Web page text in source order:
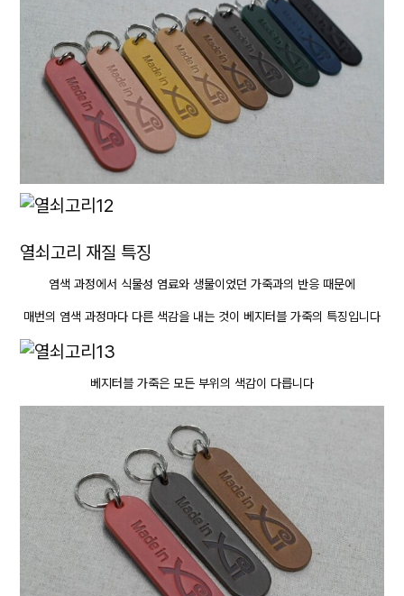
열쇠고리 재질 특징
염색 과정에서 식물성 염료와 생물이었던 가죽과의 반응 때문에
매번의 염색 과정마다 다른 색감을 내는 것이 베지터블 가죽의 특징입니다
베지터블 가죽은 모든 부위의 색감이 다릅니다